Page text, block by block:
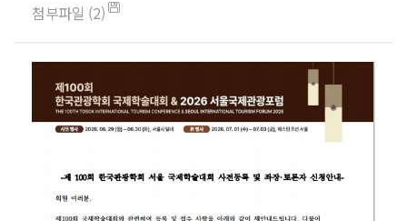
첨부파일 (2)